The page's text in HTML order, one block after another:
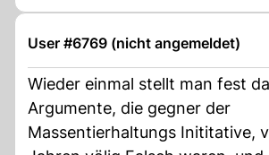
mehr für die Aktuele Agro-
jetzt Funktioniert, immer sind
Schuld, senden aber Tausende
an jedem Bauernhof damit sich
ändert.
User #6769 (nicht angemeldet)
Wieder einmal stellt man fest
Argumente, die gegner der
Massentierhaltungs Inititative,